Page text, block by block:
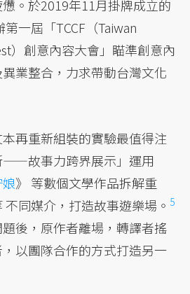
。於2019年11月掛牌成立的
一屆「TCCF（Taiwan
）創意內容大會」瞄準創意內
業整合，力求帶動台灣文化
再重新組裝的實驗最值得注
——故事力跨界展示」運用
》 等數個文學作品拆解重
不同媒介 ，打造故事遊樂場。 5
後，原作者離場，轉譯者搖
以團隊合作的方式打造另一